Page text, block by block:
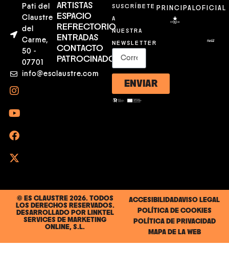
Pati del
Claustre
del
Carme,
50 -
07701
info@esclaustre.com
ARTISTAS
ESPACIO
REFRECTORIO
ENTRADAS
CONTACTO
PATROCINADORES
SUSCRÍBETE
A
NUESTRA
NEWSLETTER
ENVIAR
PRINCIPALOFICIAL
© ES CLAUSTRE 2026. TODOS
LOS DERECHOS RESERVADOS.
DESARROLLADO POR LINKTEL
SERVICES DE MARKETING
ONLINE, S.L.
ACCESIBILIDADAVISO LEGAL
POLÍTICA DE COOKIES
POLÍTICA DE PRIVACIDAD
MAPA DE LA WEB